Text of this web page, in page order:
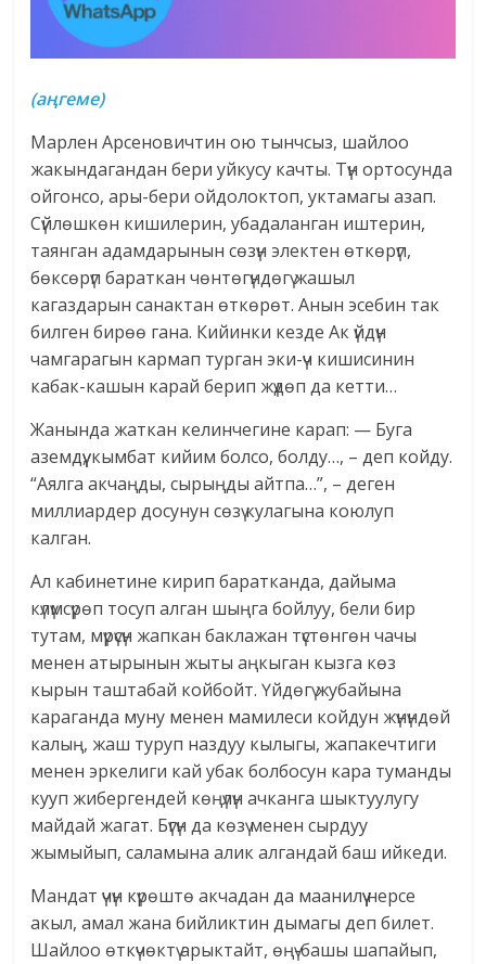
(аңгеме)
Марлен Арсеновичтин ою тынчсыз, шайлоо
жакындагандан бери уйкусу качты. Түн ортосунда
ойгонсо, ары-бери ойдолоктоп, уктамагы азап.
Сүйлөшкөн кишилерин, убадаланган иштерин,
таянган адамдарынын сөзүн электен өткөрүп,
бөксөрүп бараткан чөнтөгүндөгү жашыл
кагаздарын санактан өткөрөт. Анын эсебин так
билген бирөө гана. Кийинки кезде Ак үйдүн
чамгарагын кармап турган эки-үч кишисинин
кабак-кашын карай берип жүдөп да кетти…
Жанында жаткан келинчегине карап: — Буга
аземдүү, кымбат кийим болсо, болду…, – деп койду.
“Аялга акчаңды, сырыңды айтпа…”, – деген
миллиардер досунун сөзү кулагына коюлуп
калган.
Ал кабинетине кирип баратканда, дайыма
күлүмсүрөп тосуп алган шыңга бойлуу, бели бир
тутам, мүрүсүн жапкан баклажан түстөнгөн чачы
менен атырынын жыты аңкыган кызга көз
кырын таштабай койбойт. Үйдөгү жубайына
караганда муну менен мамилеси койдун жүнүндөй
калың, жаш туруп наздуу кылыгы, жапакечтиги
менен эркелиги кай убак болбосун кара туманды
кууп жибергендей көңүлүн ачканга шыктуулугу
майдай жагат. Бүгүн да көзү менен сырдуу
жымыйып, саламына алик алгандай баш ийкеди.
Мандат үчүн күрөштө акчадан да маанилүү нерсе
акыл, амал жана бийликтин дымагы деп билет.
Шайлоо өткүчөктү арыктайт, өңү-башы шапайып,